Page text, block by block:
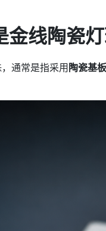
金线陶瓷
通常是指采用 陶瓷基